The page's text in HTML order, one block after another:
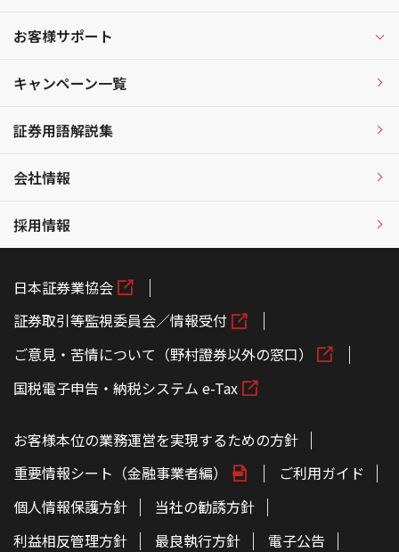
お客様サポート
キャンペーン一覧
証券用語解説集
会社情報
採用情報
日本証券業協会
証券取引等監視委員会／情報受付
ご意見・苦情について（野村證券以外の窓口）
国税電子申告・納税システム e-Tax
お客様本位の業務運営を実現するための方針
重要情報シート（金融事業者編）
ご利用ガイド
個人情報保護方針
当社の勧誘方針
利益相反管理方針
最良執行方針
電子公告